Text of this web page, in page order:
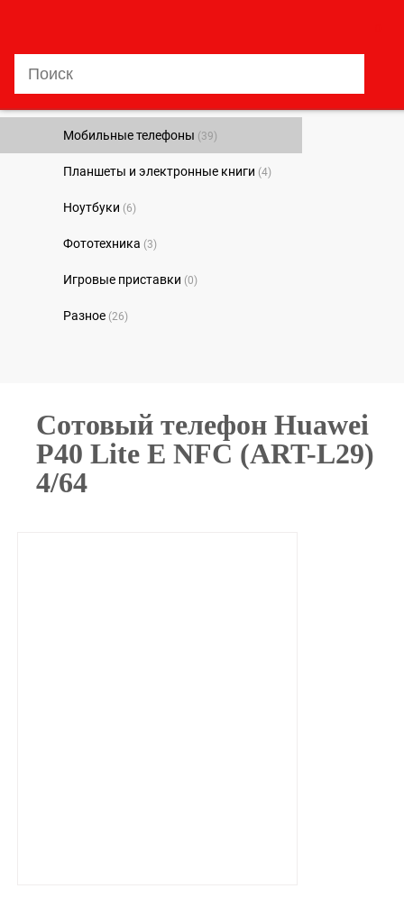
Мобильные телефоны (39)
Планшеты и электронные книги (4)
Ноутбуки (6)
Фототехника (3)
Игровые приставки (0)
Разное (26)
Сотовый телефон Huawei
P40 Lite E NFC (ART-L29)
4/64